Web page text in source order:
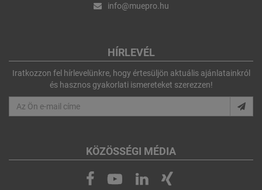
info@muepro.hu
HÍRLEVÉL
Iratkozzon fel hírlevelünkre, hogy értesüljön aktuális ajánlatainkról
és hasznos gyakorlati ismereteket szerezzen!
KÖZÖSSÉGI MÉDIA